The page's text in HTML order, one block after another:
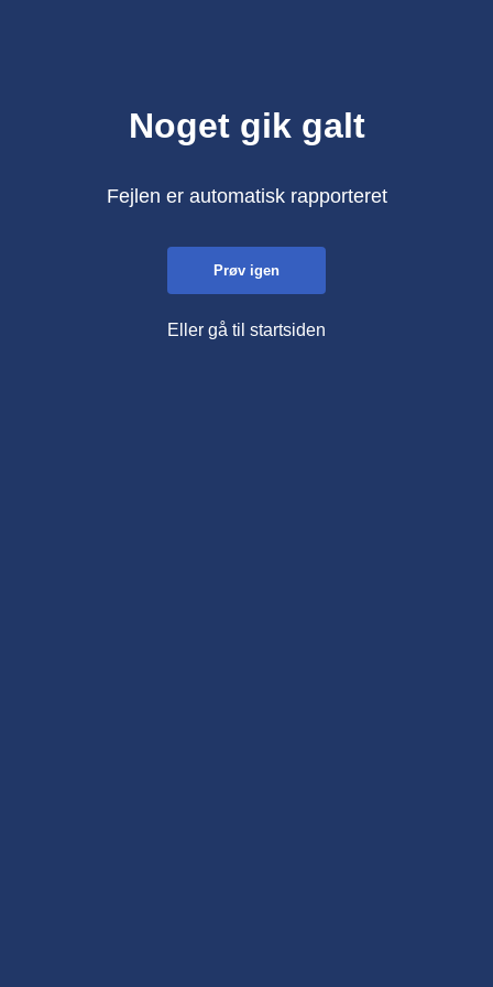
Noget gik galt
Fejlen er automatisk rapporteret
Prøv igen
Eller gå til startsiden